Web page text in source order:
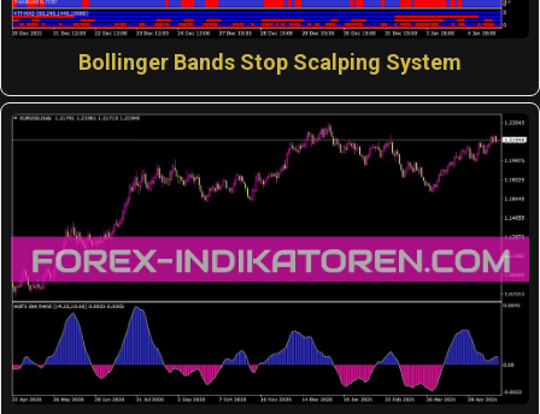
Bollinger Bands Stop Scalping System